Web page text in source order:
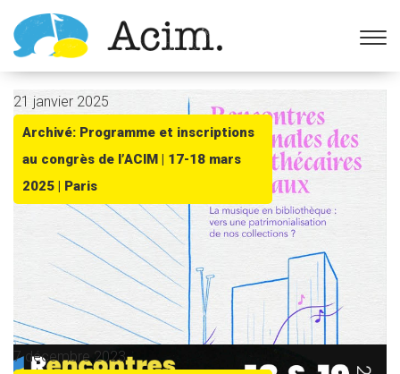
Ouvrir la barre d’outils
21 janvier 2025
Archivé: Programme et inscriptions
au congrès de l’ACIM | 17-18 mars
2025 | Paris
7 décembre 2023